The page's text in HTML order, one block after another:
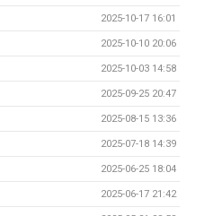
2025-10-17 16:01
2025-10-10 20:06
2025-10-03 14:58
2025-09-25 20:47
2025-08-15 13:36
2025-07-18 14:39
2025-06-25 18:04
2025-06-17 21:42